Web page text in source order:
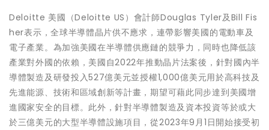
Deloitte 美國（Deloitte US）會計師Douglas Tyler及Bill Fis
her表示，全球半導體晶片供不應求，連帶影響美國的電動車及
電子產業。為加強美國在半導體供應鏈的競爭力，同時也降低該
產業對外國的依賴，美國自2022年推動晶片法案後，針對國內半
導體製造及研發投入527億美元並授權1,000億美元用於高科技及
先進能源、技術和區域創新等計畫，期望可藉此同步達到美國增
進國家安全的目標。此外，針對半導體製造及資本投資等於或大
於三億美元的大型半導體設施項目，從2023年9月1日開始接受初